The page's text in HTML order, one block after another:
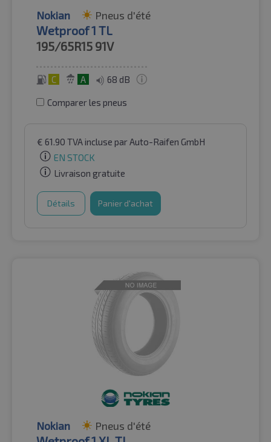
Nokian Pneus d'été
Wetproof 1 TL
195/65R15 91V
C A 68 dB
Comparer les pneus
€ 61.90 TVA incluse par Auto-Raifen GmbH
EN STOCK
Livraison gratuite
Détails Panier d'achat
Nokian Pneus d'été